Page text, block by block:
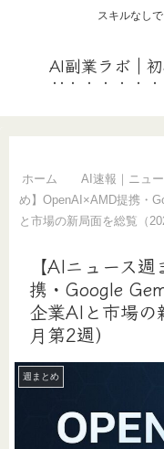
スキルなし
AI副業ラボ｜
ホーム AI速報｜ニュ
め】OpenAI×AMD提携・
と市場の新局面を総覧（
【AIニュース
携・Google
企業AIと市場
月第2週）
週まとめ